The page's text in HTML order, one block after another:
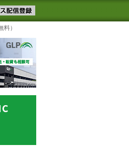
ニュースメール配信を登録す
ーマ
）